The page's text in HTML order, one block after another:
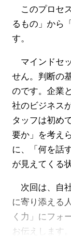
このプロセ
るもの」から
す。
マインドセ
せん。判断の
のです。企業
社のビジネス
タッフは初め
要か」を考え
に、「何を話
が見えてくる
次回は、自
に寄り添える
く力」にフォ
お伝えします。